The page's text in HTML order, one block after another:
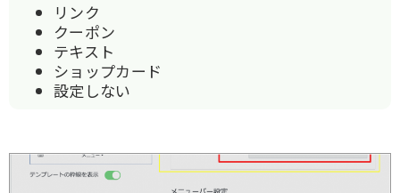
リンク
クーポン
テキスト
ショップカード
設定しない